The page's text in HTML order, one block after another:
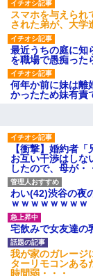
百年の恋12-899
張り合ってくる
【悲報】佐藤輝
でも盛大にやらか
しませないでくれ
スマホを与えられ
された弟が、大学
最近うちの庭に知
を職場で愚痴った
何年か前に妹は離
かったため妹有
【衝撃】婚約者
お互い干渉はし
したので、母が・
わい(42)渋谷の夜
ｗｗｗｗｗｗｗｗ
宅飲みで女友達の
我が家のガレージ
ターリモコンある
時間弱・・・